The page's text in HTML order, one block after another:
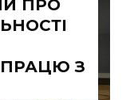
ПРО
З